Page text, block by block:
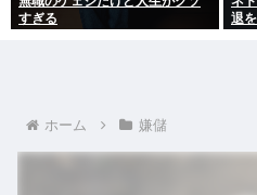
すぎる
退
ホーム 嫌儲